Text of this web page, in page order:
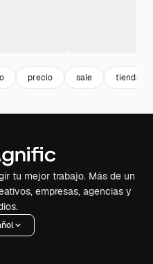
precio sale tienda
tu mejor trabajo. Más de un
empresas, agencias y